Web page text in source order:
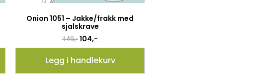
Onion 1051 – Jakke/frakk med
sjalskrave
149,-104,-
Legg i handlekurv